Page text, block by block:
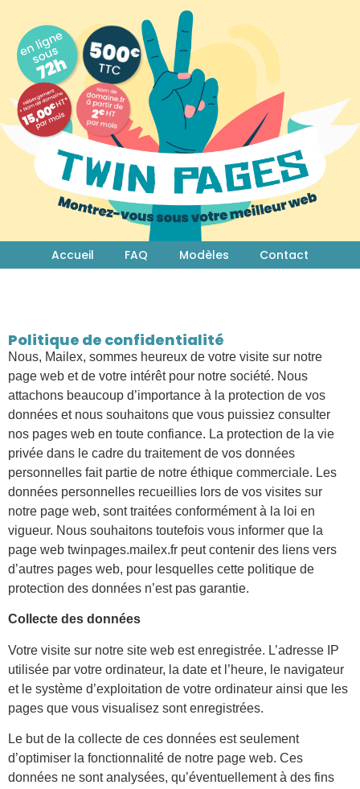
Accueil FAQ Modèles Contact
Politique de confidentialité
Nous, Mailex, sommes heureux de votre visite sur notre
page web et de votre intérêt pour notre société. Nous
attachons beaucoup d’importance à la protection de vos
données et nous souhaitons que vous puissiez consulter
nos pages web en toute confiance. La protection de la vie
privée dans le cadre du traitement de vos données
personnelles fait partie de notre éthique commerciale. Les
données personnelles recueillies lors de vos visites sur
notre page web, sont traitées conformément à la loi en
vigueur. Nous souhaitons toutefois vous informer que la
page web twinpages.mailex.fr peut contenir des liens vers
d’autres pages web, pour lesquelles cette politique de
protection des données n’est pas garantie.
Collecte des données
Votre visite sur notre site web est enregistrée. L’adresse IP
utilisée par votre ordinateur, la date et l’heure, le navigateur
et le système d’exploitation de votre ordinateur ainsi que les
pages que vous visualisez sont enregistrées.
Le but de la collecte de ces données est seulement
d’optimiser la fonctionnalité de notre page web. Ces
données ne sont analysées, qu’éventuellement à des fins